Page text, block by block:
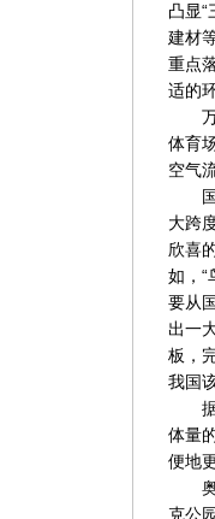
凸显
建材
重点
适的
万
体育
空气
国
大跨
欣喜
如，“
要从
出一
板，
我国
据
体量
便地
奥
克公